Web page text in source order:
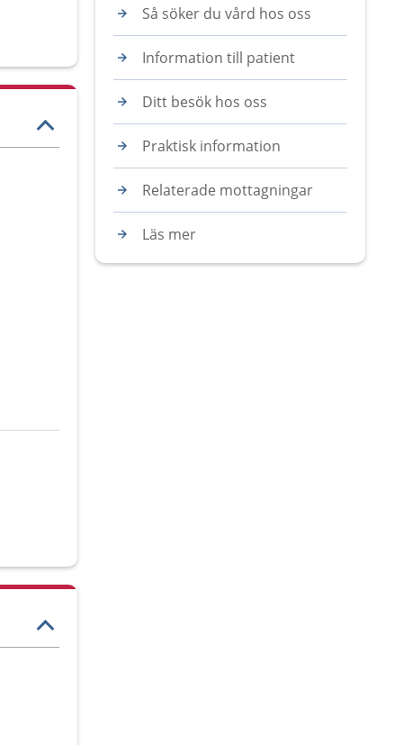
Så söker du vård hos oss
Information till patient
Ditt besök hos oss
Praktisk information
Relaterade mottagningar
Läs mer